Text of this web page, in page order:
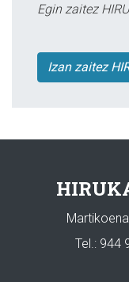
Egin zaitez
Izan zaitez
Tel.: 944